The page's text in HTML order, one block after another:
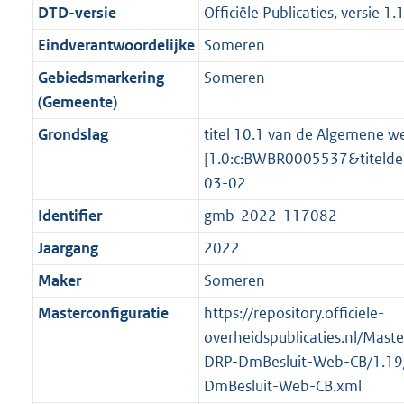
f
o
r
m
a
a
b
n
o
r
m
a
b
i
n
f
o
r
m
K
e
n
f
o
r
t
1
K
b
o
o
t
e
2
K
b
r
o
o
t
e
:
2
K
DTD-versie
Officiële Publicaties, versie 1.1
Eindverantwoordelijke Someren
Gebiedsmarkering
(Gemeente)
Someren
Grondslag
titel 10.1 van de Algemene
03-02
Identifier
gmb-2022-117082
Jaargang
2022
Maker
Someren
Masterconfiguratie
https://repository.officiele-
overheidspublicaties.nl/
DRP-DmBesluit-Web-CB/
DmBesluit-Web-CB.xml